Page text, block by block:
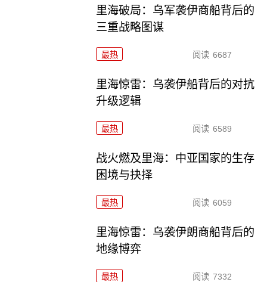
里海破局：乌军袭伊商船背后的
三重战略图谋
最热 阅读 6687
里海惊雷：乌袭伊船背后的对抗
升级逻辑
最热 阅读 6589
战火燃及里海：中亚国家的生存
困境与抉择
最热 阅读 6059
里海惊雷：乌袭伊朗商船背后的
地缘博弈
最热 阅读 7332